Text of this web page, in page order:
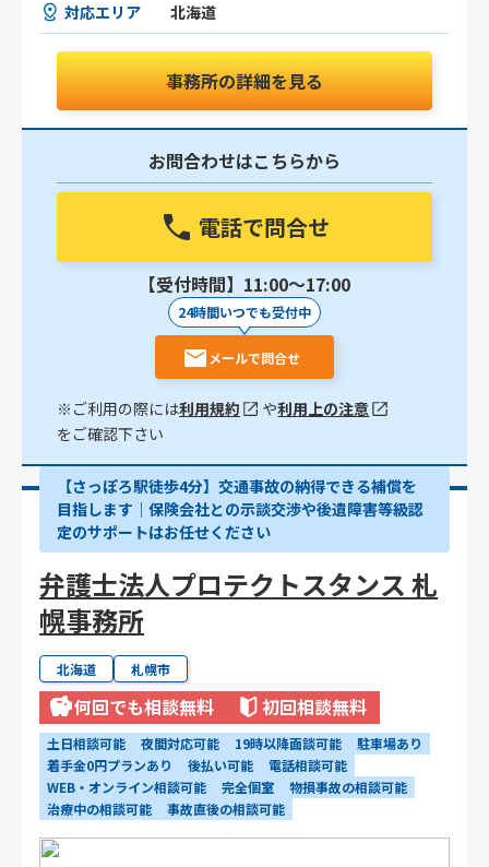
対応エリア 北海道
事務所の詳細を見る
お問合わせはこちらから
電話で問合せ
【受付時間】11:00〜17:00
24時間いつでも受付中
メールで問合せ
※ご利用の際には利用規約 や利用上の注意
をご確認下さい
【さっぽろ駅徒歩4分】交通事故の納得できる補償を
目指します｜保険会社との示談交渉や後遺障害等級認
定のサポートはお任せください
弁護士法人プロテクトスタンス 札
幌事務所
北海道 札幌市
何回でも相談無料 初回相談無料
土日相談可能 夜間対応可能 19時以降面談可能
駐車場あり
着手金0円プランあり
後払い可能
電話相談可能
WEB・オンライン相談可能
完全個室
物損事故の相談可能
治療中の相談可能
事故直後の相談可能